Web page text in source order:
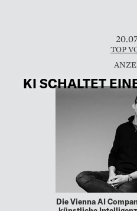
TOP
KI SCHALTET
Die Vienna AI